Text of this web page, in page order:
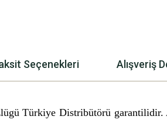
Seçenekleri Alışveriş
Türkiye Distribütörü garantilidir.